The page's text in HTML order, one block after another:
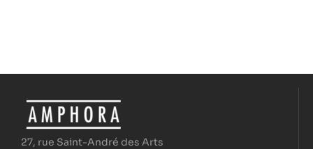
27, rue Saint-André des Arts